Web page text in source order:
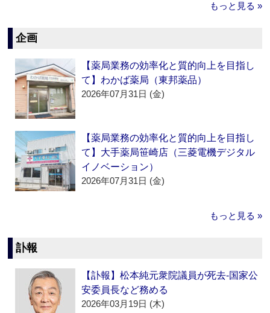
もっと見る »
企画
【薬局業務の効率化と質的向上を目指し
て】わかば薬局（東邦薬品）
2026年07月31日 (金)
【薬局業務の効率化と質的向上を目指し
て】大手薬局笹崎店（三菱電機デジタル
イノベーション）
2026年07月31日 (金)
もっと見る »
訃報
【訃報】松本純元衆院議員が死去‐国家公
安委員長など務める
2026年03月19日 (木)